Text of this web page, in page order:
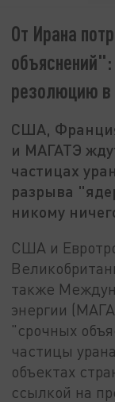
От Ирана
резолюцию
США,
и МАГАТЭ
частицах
разрыва
никому
США и
также
энергии
"срочных
частицы
объектах
ссылкой на